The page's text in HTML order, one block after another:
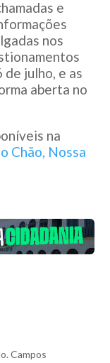
e
nos
julho, e as
aberta no
na
Chão, Nossa
Campos